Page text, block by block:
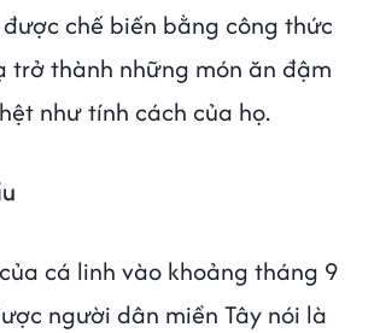
chế biến bằng công thức
trở thành những món ăn đậm
như tính cách của họ.
cá linh vào khoảng tháng 9
người dân miền Tây nói là